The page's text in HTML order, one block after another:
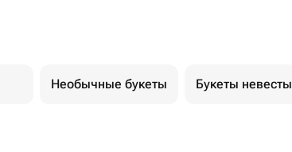
Необычные букеты Букеты невесты